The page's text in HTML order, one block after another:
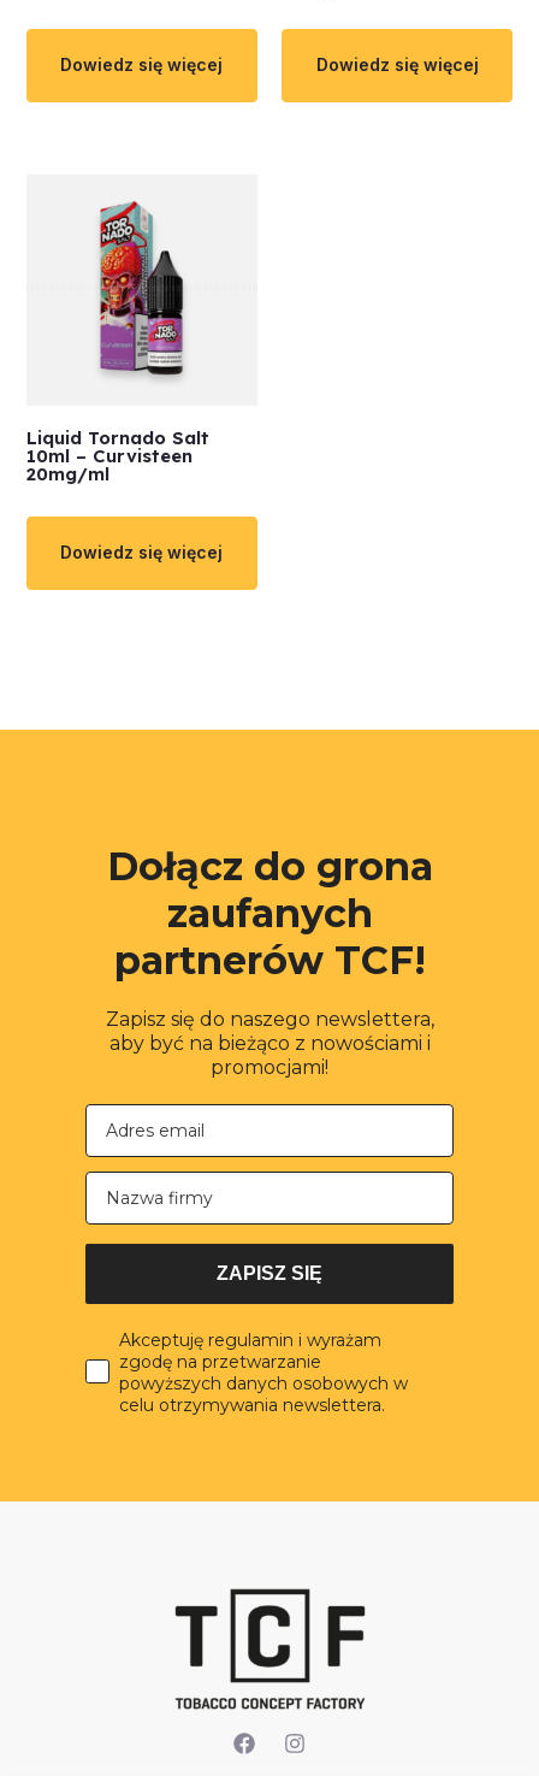
Dowiedz się więcej Dowiedz się więcej
Liquid Tornado Salt
10ml – Curvisteen
20mg/ml
Dowiedz się więcej
Dołącz do grona
zaufanych
partnerów TCF!
Zapisz się do naszego newslettera,
aby być na bieżąco z nowościami i
promocjami!
Nazwa firmy
ZAPISZ SIĘ
Akceptuję regulamin i wyrażam
zgodę na przetwarzanie
powyższych danych osobowych w
celu otrzymywania newslettera.